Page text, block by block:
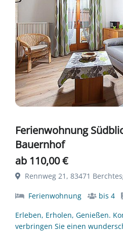
Ferienwohnung
Bauernhof
ab 110,00 €
Rennweg 21, 83471
Ferienwohnung bis 4
Erleben, Erholen, Genießen.
verbringen Sie einen